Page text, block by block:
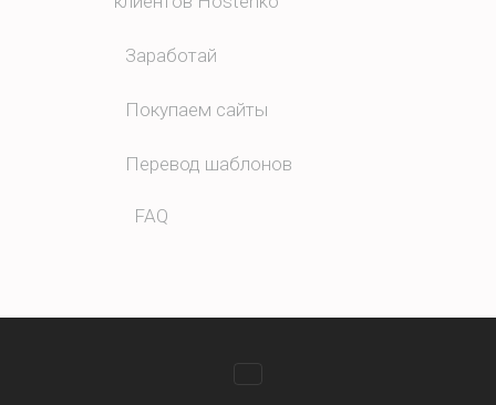
Заработай
Покупаем сайты
Перевод шаблонов
FAQ